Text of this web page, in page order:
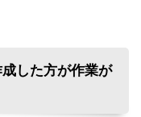
した方が作業が